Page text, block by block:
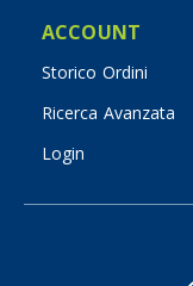
ACCOUNT
Storico Ordini
Ricerca Avanzata
Login